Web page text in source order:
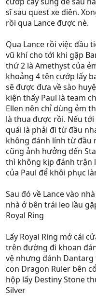
sĩ sau quest xe điên.
rồi qua Lance được nè.
Qua Lance rồi việc đầu
vũ khí cho tới khi gặp
thứ 2 là Amethyst của
khoảng 4 tên cướp lấy
sẽ được đưa về sào
kiện thấy Paul là team
Ellen nên chỉ dùng ẻm
là thua được rồi. Nếu
quái là phải đi từ đầu
không đánh lính từ đầu
cũng ảnh hưởng đến
thì không kịp đánh trận
của Paul để khôi phục
Sau đó về Lance vào
nhà ở bên trái leo lầu
Royal Ring
Lấy Royal Ring mở cái
trên đường đi khoan
vệ nhưng đánh Dantarg
con Dragon Ruler bên
hộp lấy Destiny Stone
Silver